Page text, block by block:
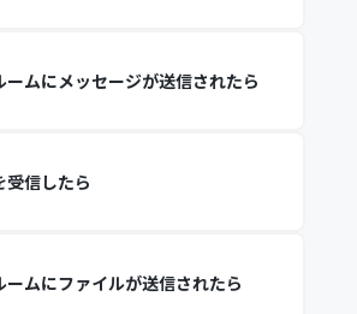
ームにメッセージが送信されたら
受信したら
ームにファイルが送信されたら